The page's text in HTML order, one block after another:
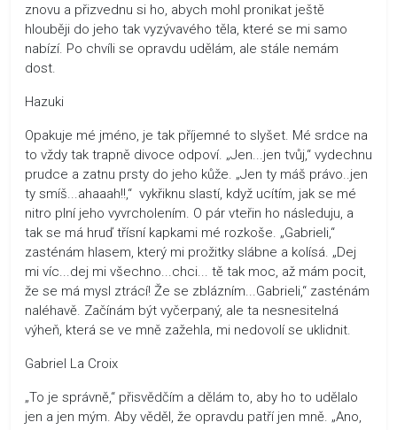
znovu a přizvednu si ho, abych mohl pronikat ještě
hlouběji do jeho tak vyzývavého těla, které se mi samo
nabízí. Po chvíli se opravdu udělám, ale stále nemám
dost.
Hazuki
Opakuje mé jméno, je tak příjemné to slyšet. Mé srdce na
to vždy tak trapně divoce odpoví. „Jen...jen tvůj,“ vydechnu
prudce a zatnu prsty do jeho kůže. „Jen ty máš právo..jen
ty smíš...ahaaah!!,“ vykřiknu slastí, když ucítím, jak se mé
nitro plní jeho vyvrcholením. O pár vteřin ho následuju, a
tak se má hruď třísní kapkami mé rozkoše. „Gabrieli,“
zasténám hlasem, který mi prožitky slábne a kolísá. „Dej
mi víc...dej mi všechno...chci... tě tak moc, až mám pocit,
že se má mysl ztrácí! Že se zblázním...Gabrieli,“ zasténám
naléhavě. Začínám být vyčerpaný, ale ta nesnesitelná
výheň, která se ve mně zažehla, mi nedovolí se uklidnit.
Gabriel La Croix
„To je správně,“ přisvědčím a dělám to, aby ho to udělalo
jen a jen mým. Aby věděl, že opravdu patří jen mně. „Ano,